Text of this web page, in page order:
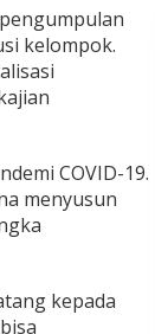
kelompok.
COVID-19.
menyusun
kepada